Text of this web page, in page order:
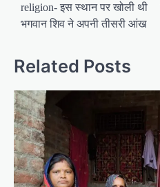
n
a
v
i
g
a
religion- इस स्थान पर खोली थी
भगवान शिव ने अपनी तीसरी आंख
Related Posts